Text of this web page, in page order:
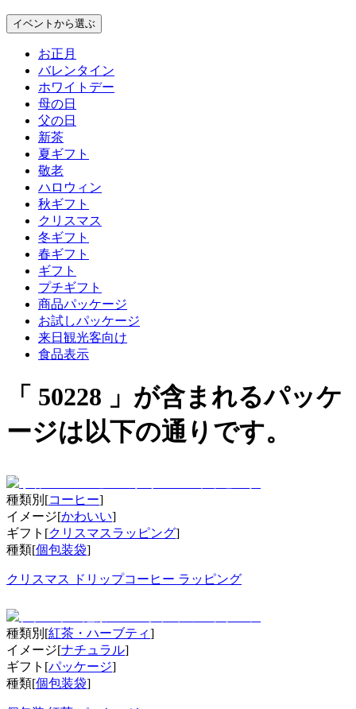
イベント から選ぶ
お正月
バレンタイン
ホワイトデー
母の日
父の日
新茶
夏ギフト
敬老
ハロウィン
秋ギフト
クリスマス
冬ギフト
春ギフト
ギフト
プチギフト
商品パッケージ
お試しパッケージ
来日観光客向け
食品表示
「 50228 」が含まれるパッケ
ージは以下の通りです。
種類別[コーヒー]
イメージ[かわいい]
ギフト[クリスマスラッピング]
種類[個包装袋]
クリスマス ドリップコーヒー ラッピング
種類別[紅茶・ハーブティ]
イメージ[ナチュラル]
ギフト[パッケージ]
種類[個包装袋]